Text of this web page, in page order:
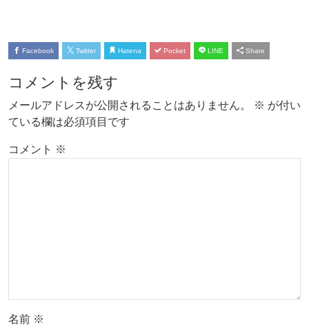
Facebook Twitter Hatena Pocket LINE Share
コメントを残す
メールアドレスが公開されることはありません。 ※ が付い
ている欄は必須項目です
コメント ※
名前 ※